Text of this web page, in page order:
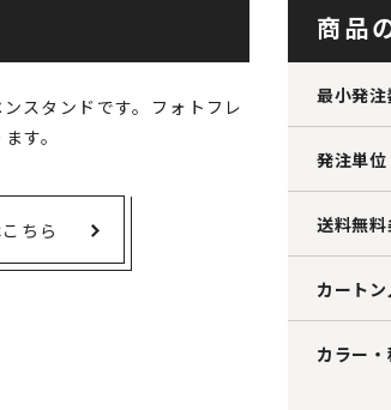
スタンドです。フォトフレ
す。
ちら
商品
最小発注
発注単位
送料無
カート
カラー